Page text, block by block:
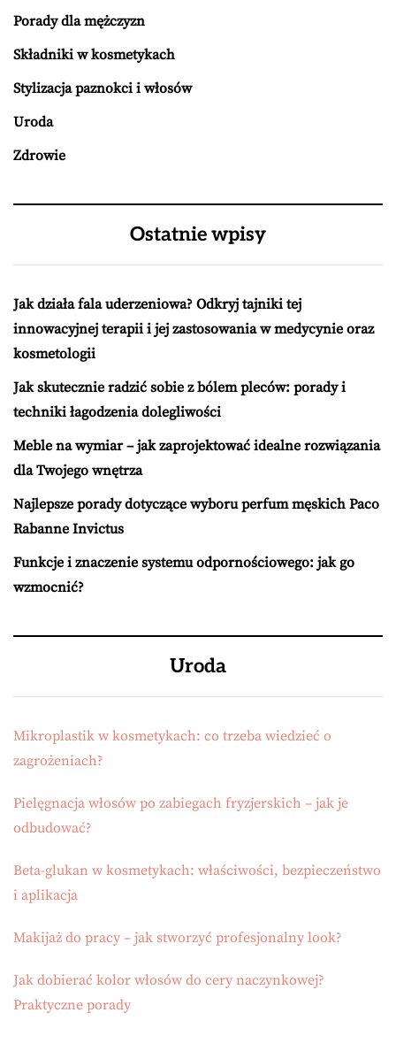
Porady dla mężczyzn
Składniki w kosmetykach
Stylizacja paznokci i włosów
Uroda
Zdrowie
Ostatnie wpisy
Jak działa fala uderzeniowa? Odkryj tajniki tej
innowacyjnej terapii i jej zastosowania w medycynie oraz
kosmetologii
Jak skutecznie radzić sobie z bólem pleców: porady i
techniki łagodzenia dolegliwości
Meble na wymiar – jak zaprojektować idealne rozwiązania
dla Twojego wnętrza
Najlepsze porady dotyczące wyboru perfum męskich Paco
Rabanne Invictus
Funkcje i znaczenie systemu odpornościowego: jak go
wzmocnić?
Uroda
Mikroplastik w kosmetykach: co trzeba wiedzieć o
zagrożeniach?
Pielęgnacja włosów po zabiegach fryzjerskich – jak je
odbudować?
Beta-glukan w kosmetykach: właściwości, bezpieczeństwo
i aplikacja
Makijaż do pracy – jak stworzyć profesjonalny look?
Jak dobierać kolor włosów do cery naczynkowej?
Praktyczne porady